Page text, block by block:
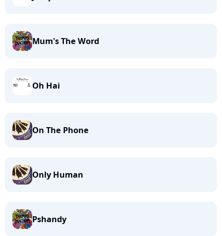
Mum's The Word
Oh Hai
On The Phone
Only Human
Pshandy